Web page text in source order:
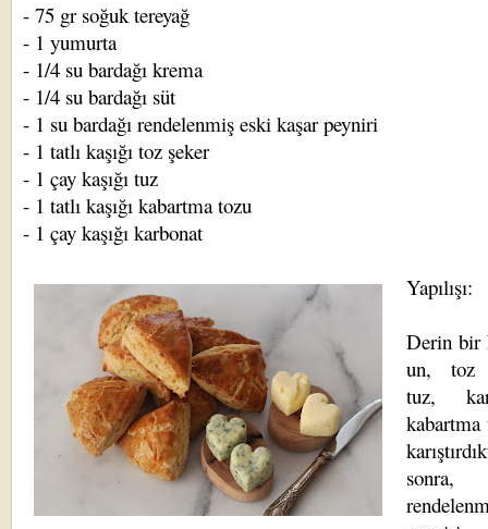
- 75 gr soğuk tereyağ
- 1 yumurta
- 1/4 su bardağı krema
- 1/4 su bardağı süt
- 1 su bardağı rendelenmiş eski kaşar peyniri
- 1 tatlı kaşığı toz şeker
- 1 çay kaşığı tuz
- 1 tatlı kaşığı kabartma tozu
- 1 çay kaşığı karbonat
Yapılışı:
Derin bir
un, toz
tuz,
kabartma
sonra,